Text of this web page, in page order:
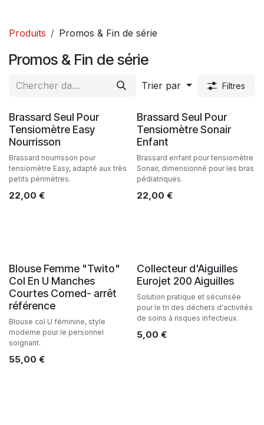
Produits Promos & Fin de série
Promos & Fin de série
Trier par Filtres
Brassard Seul Pour
Tensiomètre Easy
Nourrisson
Brassard nourrisson pour
tensiomètre Easy, adapté aux très
petits périmètres.
22,00 €
Brassard Seul Pour
Tensiomètre Sonair
Enfant
Brassard enfant pour tensiomètre
Sonair, dimensionné pour les bras
pédiatriques.
22,00 €
Blouse Femme "Twito"
Col En U Manches
Courtes Comed- arrêt
référence
Blouse col U féminine, style
moderne pour le personnel
soignant.
55,00 €
Collecteur d'Aiguilles
Eurojet 200 Aiguilles
Solution pratique et sécurisée
pour le tri des déchets d'activités
de soins à risques infectieux.
5,00 €